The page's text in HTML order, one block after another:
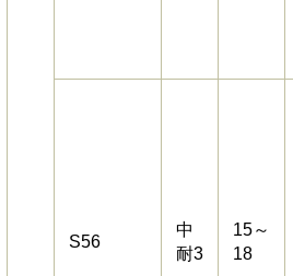
S56
中
耐3
15～
18